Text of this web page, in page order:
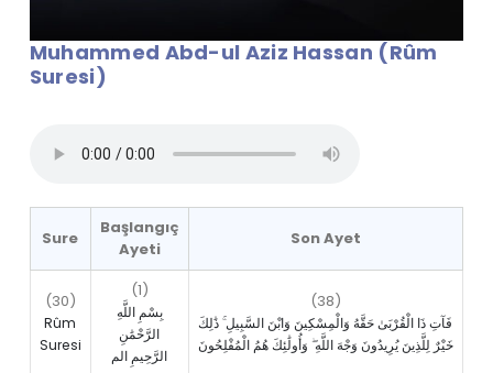
Muhammed Abd-ul Aziz Hassan (Rûm
Suresi)
Sure
Başlangıç
Ayeti
Son Ayet
(30)
Rûm
Suresi
(1)
بِسْمِ اللَّهِ
الرَّحْمَٰنِ
الرَّحِيمِ الم
(38)
فَآتِ ذَا الْقُرْبَىٰ حَقَّهُ وَالْمِسْكِينَ وَابْنَ السَّبِيلِ ۚ ذَٰلِكَ
خَيْرٌ لِلَّذِينَ يُرِيدُونَ وَجْهَ اللَّهِ ۖ وَأُولَٰئِكَ هُمُ الْمُفْلِحُونَ